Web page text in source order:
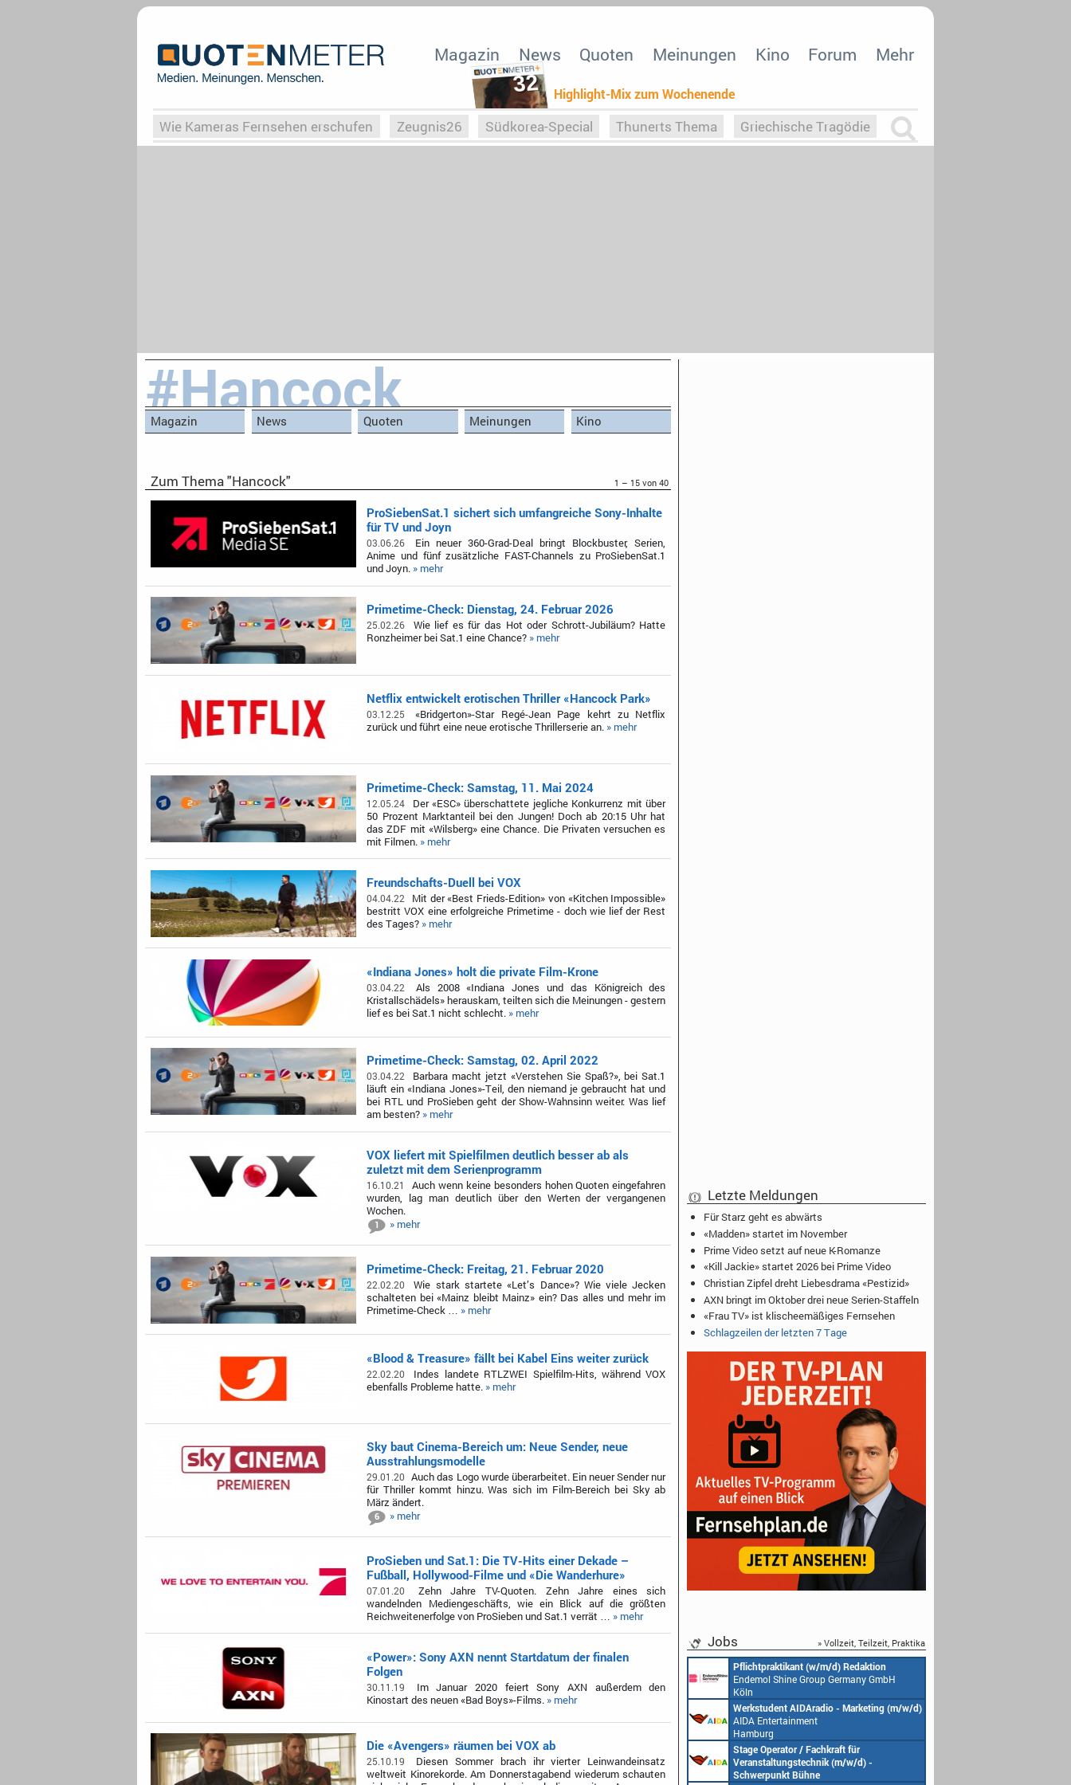
32 Highlight-Mix zum Wochenende
Magazin News Quoten Meinungen Kino Forum Mehr
Wie Kameras Fernsehen erschufen Zeugnis26 Südkorea-Special Thunerts Thema Griechische Tragödie
#Hancock
Magazin News Quoten Meinungen Kino
Zum Thema "Hancock" 1 – 15 von 40
ProSiebenSat.1 sichert sich umfangreiche Sony-Inhalte
für TV und Joyn
03.06.26
Ein neuer 360-Grad-Deal bringt Blockbuster, Serien,
Anime und fünf zusätzliche FAST-Channels zu ProSiebenSat.1
und Joyn. » mehr
Primetime-Check: Dienstag, 24. Februar 2026
25.02.26
Wie lief es für das Hot oder Schrott-Jubiläum? Hatte
Ronzheimer bei Sat.1 eine Chance? » mehr
Netflix entwickelt erotischen Thriller «Hancock Park»
03.12.25
«Bridgerton»-Star Regé-Jean Page kehrt zu Netflix
zurück und führt eine neue erotische Thrillerserie an. » mehr
Primetime-Check: Samstag, 11. Mai 2024
12.05.24
Der «ESC» überschattete jegliche Konkurrenz mit über
50 Prozent Marktanteil bei den Jungen! Doch ab 20:15 Uhr hat
das ZDF mit «Wilsberg» eine Chance. Die Privaten versuchen es
mit Filmen. » mehr
Freundschafts-Duell bei VOX
04.04.22
Mit der «Best Frieds-Edition» von «Kitchen Impossible»
bestritt VOX eine erfolgreiche Primetime - doch wie lief der Rest
des Tages? » mehr
«Indiana Jones» holt die private Film-Krone
03.04.22
Als 2008 «Indiana Jones und das Königreich des
Kristallschädels» herauskam, teilten sich die Meinungen - gestern
lief es bei Sat.1 nicht schlecht. » mehr
Primetime-Check: Samstag, 02. April 2022
03.04.22
Barbara macht jetzt «Verstehen Sie Spaß?», bei Sat.1
läuft ein «Indiana Jones»-Teil, den niemand je gebraucht hat und
bei RTL und ProSieben geht der Show-Wahnsinn weiter. Was lief
am besten? » mehr
VOX liefert mit Spielfilmen deutlich besser ab als
zuletzt mit dem Serienprogramm
16.10.21
Auch wenn keine besonders hohen Quoten eingefahren
wurden, lag man deutlich über den Werten der vergangenen
Wochen.
1 » mehr
Primetime-Check: Freitag, 21. Februar 2020
22.02.20
Wie stark startete «Let’s Dance»? Wie viele Jecken
schalteten bei «Mainz bleibt Mainz» ein? Das alles und mehr im
Primetime-Check … » mehr
«Blood & Treasure» fällt bei Kabel Eins weiter zurück
22.02.20
Indes landete RTLZWEI Spielfilm-Hits, während VOX
ebenfalls Probleme hatte. » mehr
Sky baut Cinema-Bereich um: Neue Sender, neue
Ausstrahlungsmodelle
29.01.20 Auch das Logo wurde überarbeitet. Ein neuer Sender nur
für Thriller kommt hinzu. Was sich im Film-Bereich bei Sky ab
März ändert.
6 » mehr
ProSieben und Sat.1: Die TV-Hits einer Dekade –
Fußball, Hollywood-Filme und «Die Wanderhure»
07.01.20
Zehn Jahre TV-Quoten. Zehn Jahre eines sich
wandelnden Mediengeschäfts, wie ein Blick auf die größten
Reichweitenerfolge von ProSieben und Sat.1 verrät … » mehr
«Power»: Sony AXN nennt Startdatum der finalen
Folgen
30.11.19
Im Januar 2020 feiert Sony AXN außerdem den
Kinostart des neuen «Bad Boys»-Films. » mehr
Die «Avengers» räumen bei VOX ab
25.10.19
Diesen Sommer brach ihr vierter Leinwandeinsatz
weltweit Kinorekorde. Am Donnerstagabend wiederum schauten
Letzte Meldungen
Für Starz geht es abwärts
«Madden» startet im November
Prime Video setzt auf neue K-Romanze
«Kill Jackie» startet 2026 bei Prime Video
Christian Zipfel dreht Liebesdrama «Pestizid»
AXN bringt im Oktober drei neue Serien-Staffeln
«Frau TV» ist klischeemäßiges Fernsehen
Schlagzeilen der letzten 7 Tage
Jobs » Vollzeit, Teilzeit, Praktika
Pflichtpraktikant (w/m/d) Redaktion
Endemol Shine Group Germany GmbH
Köln
Werkstudent AIDAradio - Marketing (m/w/d)
AIDA Entertainment
Hamburg
Stage Operator / Fachkraft für
Veranstaltungstechnik (m/w/d) -
Schwerpunkt Bühne